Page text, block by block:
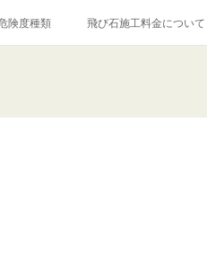
険度種類 飛び石施工料金について